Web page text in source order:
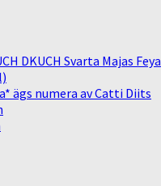
DKUCH Svarta Majas Feya
ägs numera av Catti Diits